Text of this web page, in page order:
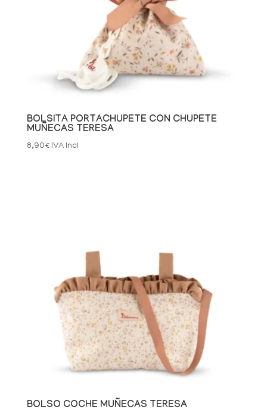
BOLSITA PORTACHUPETE CON CHUPETE
MUÑECAS TERESA
8,90€ IVA Incl
BOLSO COCHE MUÑECAS TERESA